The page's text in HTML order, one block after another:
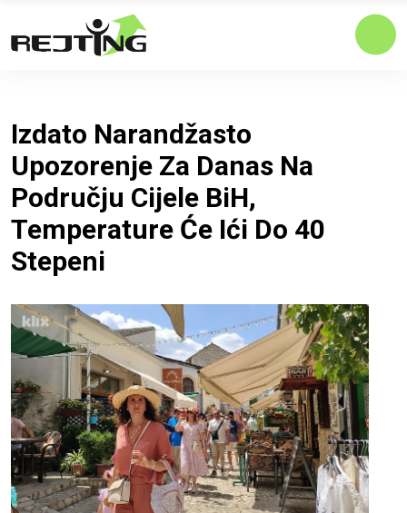
Izdato Narandžasto
Upozorenje Za Danas Na
Području Cijele BiH,
Temperature Će Ići Do 40
Stepeni